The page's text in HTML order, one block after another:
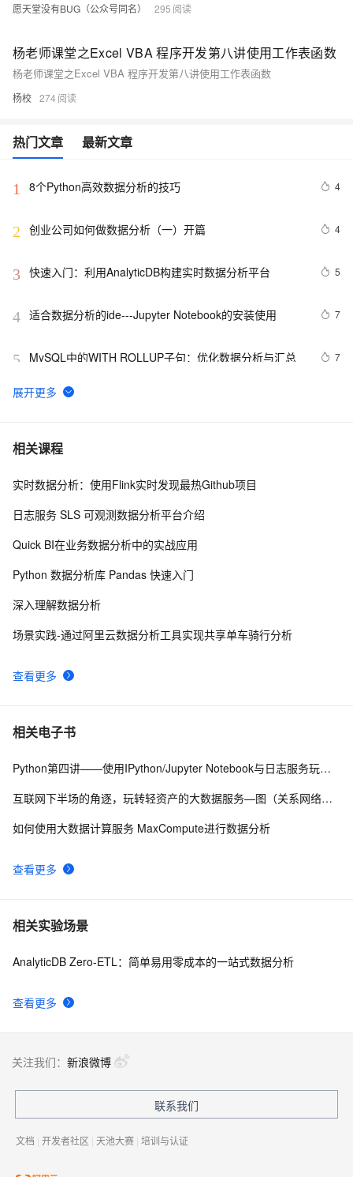
愿天堂没有BUG（公众号同名） 295
杨老师课堂之Excel VBA 程序开发第八讲使用工作表函数
杨老师课堂之Excel VBA 程序开发第八讲使用工作表函数
杨校 274
热门文章 最新文章
1 8个Python高效数据分析的技巧 4
2 创业公司如何做数据分析（一）开篇 4
3 快速入门：利用AnalyticDB构建实时数据分析平台 5
4 适合数据分析的ide---Jupyter Notebook的安装使用 7
5 MySQL中的WITH ROLLUP子句：优化数据分析与汇总 7
6
带你读《Apache Doris 案例集》——06 Apache   Doris
7 机器学习系列(4)_数据分析之Kaggle鸢尾花iris（上）
8 10 个最佳地理空间数据分析 GIS 软件 下
数据分析（上）
10ChatGPT × R语言 丨实际数据分析过程中，AI能够带来
相关课程
查看更多
实时数据分析：使用Flink实时发现最热Github项目
日志服务 SLS 可观测数据分析平台介绍
Quick BI在业务数据分析中的实战应用
Python 数据分析库 Pandas 快速入门
深入理解数据分析
场景实践-通过阿里云数据分析工具实现共享单车骑行分析
相关电子书
查看更多
Python第四讲——使用IPython/Jupyter Notebook与日志服务玩转超大规模数据分析与可视化
互联网下半场的角逐，玩转轻资产的大数据服务—图（关系网络）数据分析与阿里应用
如何使用大数据计算服务 MaxCompute进行数据分析
相关实验场景
查看更多
AnalyticDB Zero-ETL：简单易用零成本的一站式数据分析
关注我们： 新浪微博
联系我们
文档 | 开发者社区 | 天池大赛 | 培训与认证